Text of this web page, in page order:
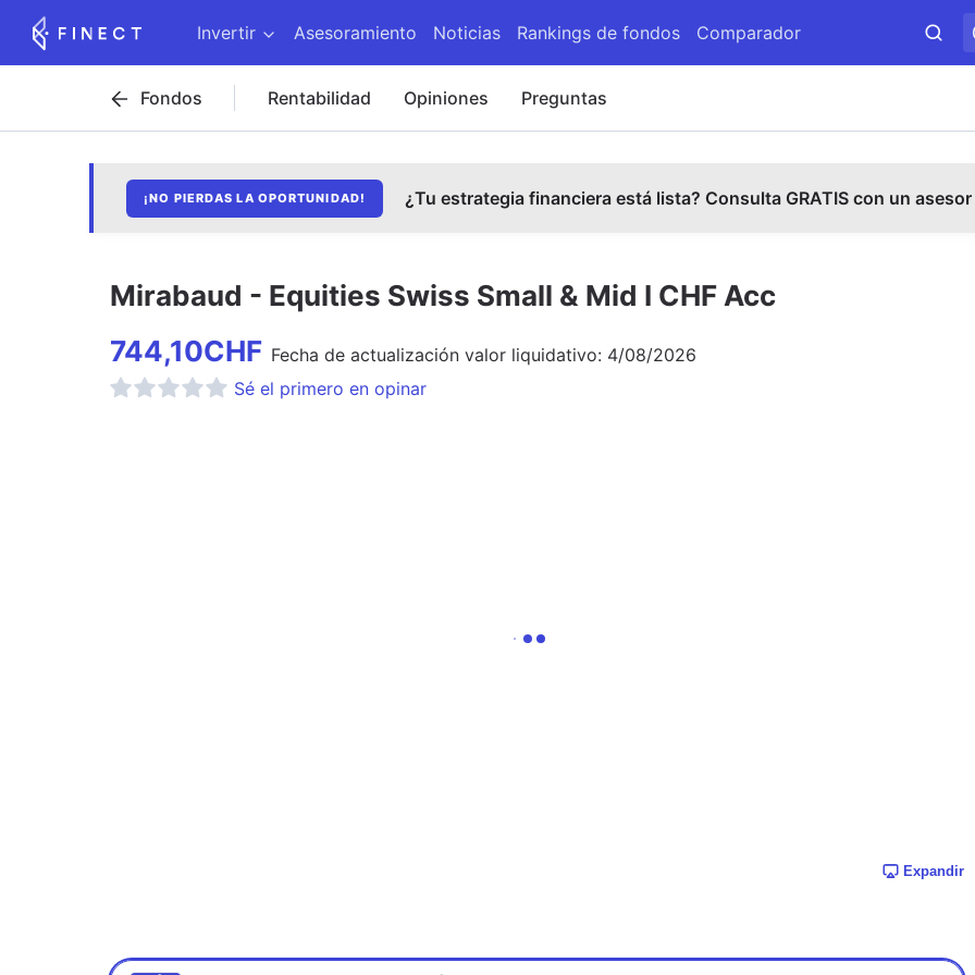
Invertir Asesoramiento Noticias Rankings de fondos Comparador
Fondos Rentabilidad Opiniones Preguntas
¡NO PIERDAS LA OPORTUNIDAD! ¿Tu estrategia financiera está lista? Consulta GRATIS con un
Mirabaud - Equities Swiss Small & Mid I CHF Acc
744,10CHF Fecha de actualización valor liquidativo: 4/08/2026
Sé el primero en opinar
Expandir